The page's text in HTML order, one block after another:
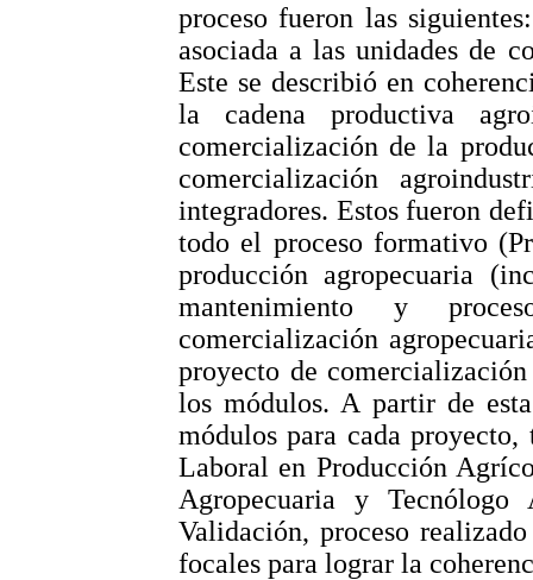
proceso fueron las
asociada a las unidades de
Este se describió en
la cadena productiva
comercialización de la
comercialización
integradores. Estos fueron
todo el proceso formativo
producción agropecuaria
mantenimiento y
comercialización
proyecto de
los módulos. A partir de
módulos para cada
Laboral en Producción
Agropecuaria y
Validación, proceso
focales para lograr la